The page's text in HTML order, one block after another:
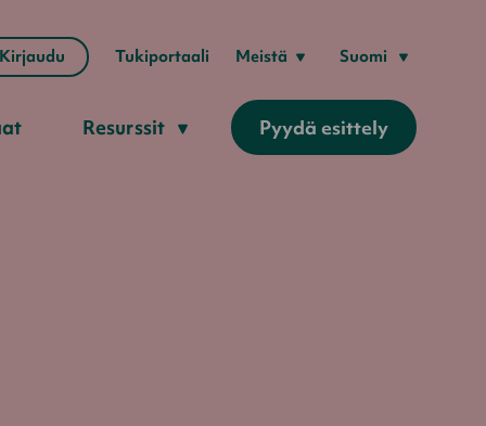
Tukiportaali Meistä Suomi
Resurssit Pyydä esittely